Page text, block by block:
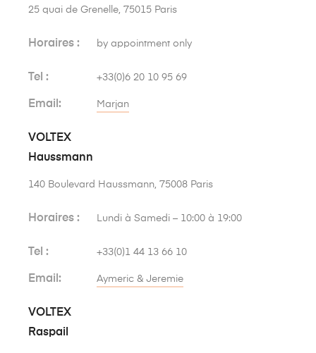
25 quai de Grenelle, 75015 Paris
Horaires : by appointment only
Tel : +33(0)6 20 10 95 69
Email: Marjan
VOLTEX
Haussmann
140 Boulevard Haussmann, 75008 Paris
Horaires : Lundi à Samedi – 10:00 à 19:00
Tel : +33(0)1 44 13 66 10
Email: Aymeric & Jeremie
VOLTEX
Raspail